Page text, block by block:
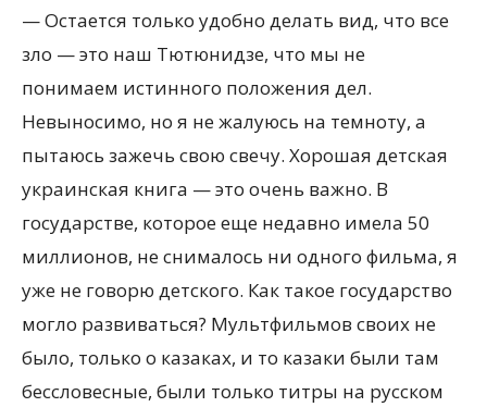
— Остается только удобно делать вид, что все
зло — это наш Тютюнидзе, что мы не
понимаем истинного положения дел.
Невыносимо, но я не жалуюсь на темноту, а
пытаюсь зажечь свою свечу. Хорошая детская
украинская книга — это очень важно. В
государстве, которое еще недавно имела 50
миллионов, не снималось ни одного фильма, я
уже не говорю детского. Как такое государство
могло развиваться? Мультфильмов своих не
было, только о казаках, и то казаки были там
бессловесные, были только титры на русском